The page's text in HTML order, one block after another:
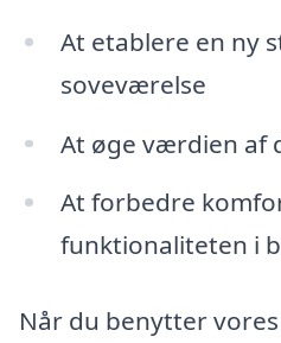
At etablere en ny
soveværelse
At øge værdien af
At forbedre
funktionaliteten i
Når du benytter